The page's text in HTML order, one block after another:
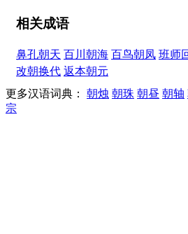
相关成语
鼻孔朝天 百川朝海 百鸟朝凤 班师
改朝换代 返本朝元
更多汉语词典： 朝烛 朝珠 朝昼 朝轴
宗